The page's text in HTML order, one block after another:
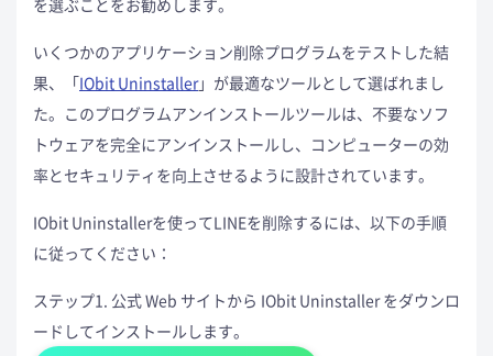
いくつかのアプリケーション削除プログラムをテストした結
果、「IObit Uninstaller」が最適なツールとして選ばれまし
た。このプログラムアンインストールツールは、不要なソフ
トウェアを完全にアンインストールし、コンピューターの効
率とセキュリティを向上させるように設計されています。
IObit Uninstallerを使ってLINEを削除するには、以下の手順
に従ってください：
ステップ1. 公式 Web サイトから IObit Uninstaller をダウンロ
ードしてインストールします。